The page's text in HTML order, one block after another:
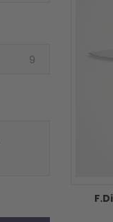
9